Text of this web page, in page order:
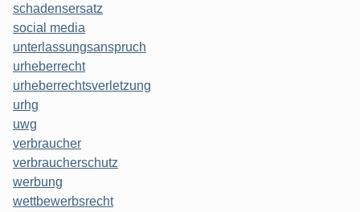
schadensersatz
social media
unterlassungsanspruch
urheberrecht
urheberrechtsverletzung
urhg
uwg
verbraucher
verbraucherschutz
werbung
wettbewerbsrecht